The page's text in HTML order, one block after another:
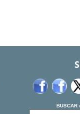
BUSCAR